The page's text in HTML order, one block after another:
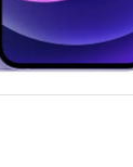
a 839,00 € del